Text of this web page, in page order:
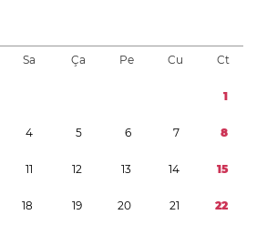
Sa Ça Pe Cu Ct
1
4 5 6 7 8
11 12 13 14 15
18 19 20 21 22